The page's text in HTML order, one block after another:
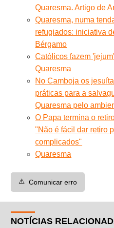
Quaresma. Artigo de
Quaresma, numa
refugiados: iniciativa
Bérgamo
Católicos fazem
Quaresma
No Camboja os
práticas para a
Quaresma pelo
O Papa termina o
"Não é fácil dar retiro
complicados"
Quaresma
⚠️ Comunicar erro
NOTÍCIAS